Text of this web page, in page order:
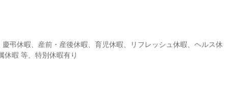
弔休暇、産前・産後休暇、育児休暇、リフレッシュ休暇、ヘルス休
休暇 等、特別休暇有り